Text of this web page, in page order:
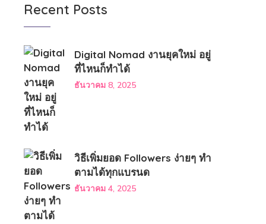
Recent Posts
Digital Nomad งานยุคใหม่ อยู่
ที่ไหนก็ทำได้
ธันวาคม 8, 2025
วิธีเพิ่มยอด Followers ง่ายๆ ทำ
ตามได้ทุกแบรนด
ธันวาคม 4, 2025